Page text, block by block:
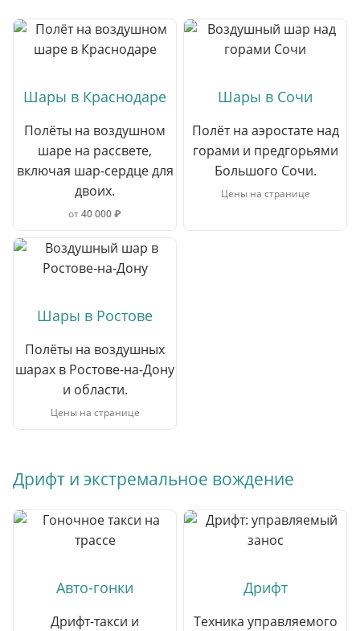
Шары в Краснодаре
Полёты на воздушном
шаре на рассвете,
включая шар-сердце для
двоих.
от40 000 ₽
Шары в Сочи
Полёт на аэростате над
горами и предгорьями
Большого Сочи.
Цены на странице
Шары в Ростове
Полёты на воздушных
шарах в Ростове-на-Дону
и области.
Цены на странице
Дрифт и экстремальное вождение
Авто-гонки
Дрифт-такси и
Дрифт
Техника управляемого